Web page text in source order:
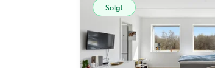
Solgt